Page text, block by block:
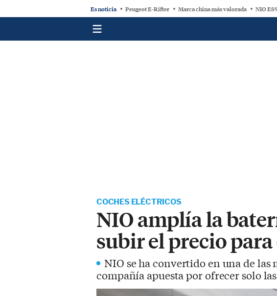
Es noticia Peugeot E-Rifter Marca china más valorada NIO
COCHES ELÉCTRICOS
NIO amplía la
subir el precio
NIO se ha convertido en una de
compañía apuesta por ofrecer solo